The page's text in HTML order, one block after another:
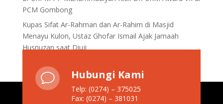
PCM Gombong
Kupas Sifat Ar-Rahman dan Ar-Rahim di Masjid
Menayu Kulon, Ustaz Ghofar Ismail Ajak Jamaah
Husnuzan saat Diuji
v Hubungi Kami
Telp: (0274) – 375025
Fax: (0274) – 381031